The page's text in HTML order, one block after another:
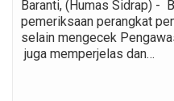
Baranti, (Humas Sidrap) -
pemeriksaan perangkat
selain mengecek
juga memperjelas dan…